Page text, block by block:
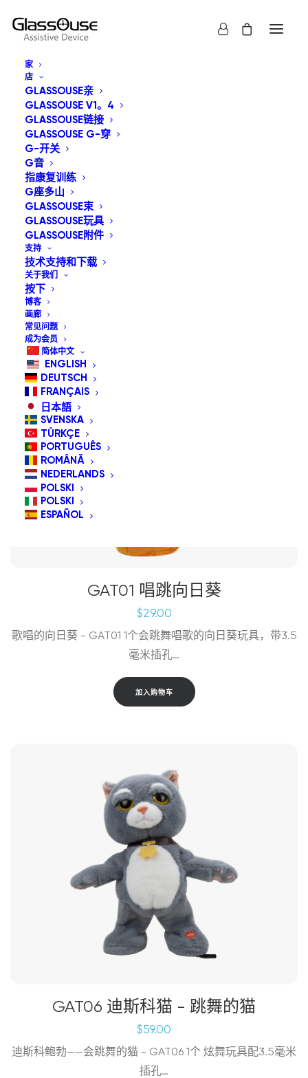
家
店
GLASSOUSE亲
GLASSOUSE V1。4
GLASSOUSE链接
GLASSOUSE G-穿
G-开关
G音
指康复训练
G座多山
GLASSOUSE束
GLASSOUSE玩具
GLASSOUSE附件
支持
技术支持和下载
关于我们
按下
博客
画廊
常见问题
成为会员
简体中文
ENGLISH
DEUTSCH
FRANÇAIS
日本語
SVENSKA
TÜRKÇE
PORTUGUÊS
ROMÂNĂ
NEDERLANDS
POLSKI
POLSKI
ESPAÑOL
GAT01 唱跳向日葵
$29.00
歌唱的向日葵 - GAT01 1个会跳舞唱歌的向日葵玩具，带3.5
毫米插孔…
加入购物车
GAT06 迪斯科猫 - 跳舞的猫
$59.00
迪斯科鲍勃——会跳舞的猫 - GAT06 1个 炫舞玩具配3.5毫米
插孔…